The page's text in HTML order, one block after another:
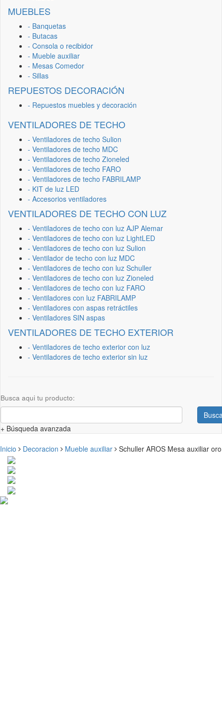
MUEBLES
- Banquetas
- Butacas
- Consola o recibidor
- Mueble auxiliar
- Mesas Comedor
- Sillas
REPUESTOS DECORACIÓN
- Repuestos muebles y decoración
VENTILADORES DE TECHO
- Ventiladores de techo Sulion
- Ventiladores de techo MDC
- Ventiladores de techo Zioneled
- Ventiladores de techo FARO
- Ventiladores de techo FABRILAMP
- KIT de luz LED
- Accesorios ventiladores
VENTILADORES DE TECHO CON LUZ
- Ventiladores de techo con luz AJP Alemar
- Ventiladores de techo con luz LightLED
- Ventiladores de techo con luz Sulion
- Ventilador de techo con luz MDC
- Ventiladores de techo con luz Schuller
- Ventiladores de techo con luz Zioneled
- Ventiladores de techo con luz FARO
- Ventiladores con luz FABRILAMP
- Ventiladores con aspas retráctiles
- Ventiladores SIN aspas
VENTILADORES DE TECHO EXTERIOR
- Ventiladores de techo exterior con luz
- Ventiladores de techo exterior sin luz
Busca aqui tu producto:
+ Búsqueda avanzada
Inicio Decoracion Mueble auxiliar Schuller AROS Mesa auxiliar oro